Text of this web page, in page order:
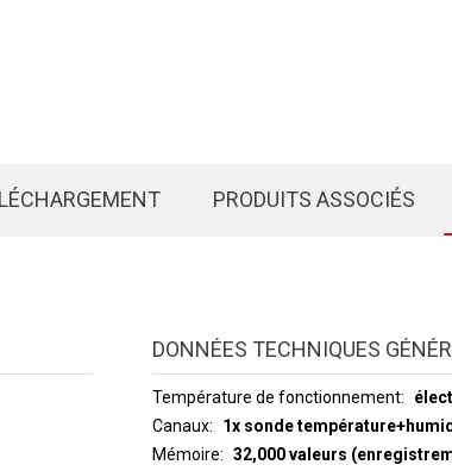
PRODUITS ASSOCIÉS
DONNÉES TECHNIQUES
Température de fonctionnement
Canaux
1x sonde
Mémoire
32,000 valeurs